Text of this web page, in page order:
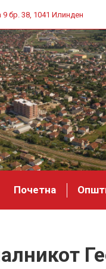
9 бр. 38, 1041 Илинден
Почетна